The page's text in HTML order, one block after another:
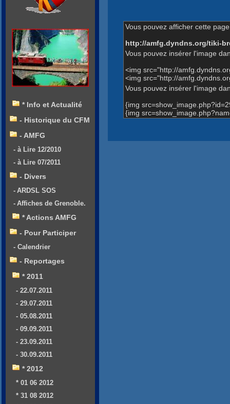
Vous pouvez afficher cette
http://amfg.dyndns.org/tiki-
Vous pouvez insérer l'image
<img src="http://
<img src="http://
Vous pouvez insérer l'image
{img
{img
* Info et Actualité
- Historique du CFM
- AMFG
- à Lire 12/2010
- à Lire 07/2011
- Divers
- ARDSL SOS
- Affiches de Grenoble.
* Actions AMFG
- Pour Participer
- Calendrier
- Reportages
* 2011
- 22.07.2011
- 29.07.2011
- 05.08.2011
- 09.09.2011
- 23.09.2011
- 30.09.2011
* 2012
* 01 06 2012
* 31 08 2012